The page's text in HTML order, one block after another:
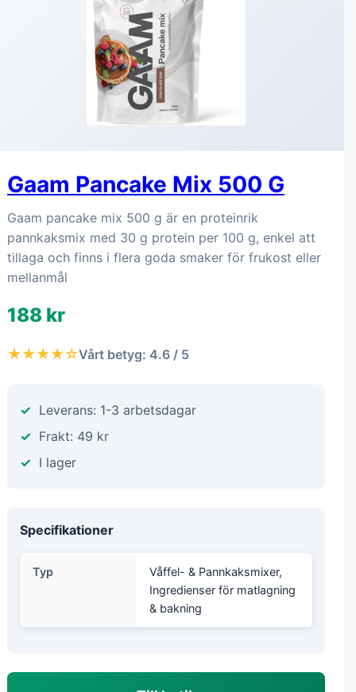
Gaam Pancake Mix 500 G
Gaam pancake mix 500 g är en proteinrik
pannkaksmix med 30 g protein per 100 g, enkel att
tillaga och finns i flera goda smaker för frukost eller
mellanmål
188 kr
★★★★☆Vårt betyg: 4.6 / 5
Leverans: 1-3 arbetsdagar
Frakt: 49 kr
I lager
Specifikationer
Typ
Våffel- & Pannkaksmixer,
Ingredienser för matlagning
& bakning